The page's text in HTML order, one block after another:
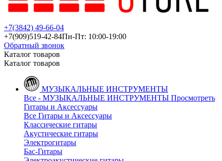
+7(3842) 49-66-04
+7(909)519-42-84Пн-Пт: 10:00-19:00
Обратный звонок
Каталог товаров
Каталог товаров
МУЗЫКАЛЬНЫЕ ИНСТРУМЕНТЫ
Все - МУЗЫКАЛЬНЫЕ ИНСТРУМЕНТЫ Просмотреть
Гитары и Аксессуары
Все Гитары и Аксессуары
Классические гитары
Акустические гитары
Электрогитары
Бас-Гитары